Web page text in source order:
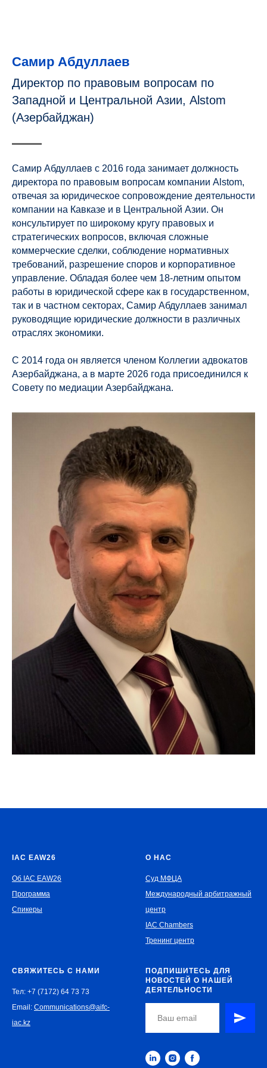
Самир Абдуллаев
Директор по правовым вопросам по
Западной и Центральной Азии, Alstom
(Азербайджан)
Самир Абдуллаев с 2016 года занимает должность
директора по правовым вопросам компании Alstom,
отвечая за юридическое сопровождение деятельности
компании на Кавказе и в Центральной Азии. Он
консультирует по широкому кругу правовых и
стратегических вопросов, включая сложные
коммерческие сделки, соблюдение нормативных
требований, разрешение споров и корпоративное
управление. Обладая более чем 18-летним опытом
работы в юридической сфере как в государственном,
так и в частном секторах, Самир Абдуллаев занимал
руководящие юридические должности в различных
отраслях экономики.
С 2014 года он является членом Коллегии адвокатов
Азербайджана, а в марте 2026 года присоединился к
Совету по медиации Азербайджана.
IAC EAW26
Об IAC EAW26
Программа
Спикеры
О НАС
Суд МФЦА
Международный арбитражный
центр
IAC Chambers
Тренинг центр
СВЯЖИТЕСЬ С НАМИ
Тел: +7 (7172) 64 73 73
Email: Communications@aifc-
iac.kz
ПОДПИШИТЕСЬ ДЛЯ
НОВОСТЕЙ О НАШЕЙ
ДЕЯТЕЛЬНОСТИ